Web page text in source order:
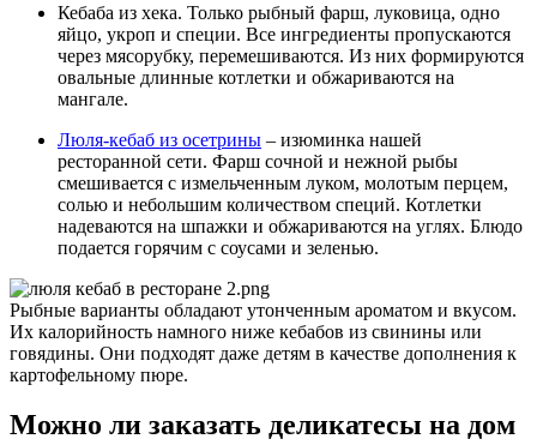
Кебаба из хека. Только рыбный фарш, луковица, одно
яйцо, укроп и специи. Все ингредиенты пропускаются
через мясорубку, перемешиваются. Из них формируются
овальные длинные котлетки и обжариваются на
мангале.
Люля-кебаб из осетрины – изюминка нашей
ресторанной сети. Фарш сочной и нежной рыбы
смешивается с измельченным луком, молотым перцем,
солью и небольшим количеством специй. Котлетки
надеваются на шпажки и обжариваются на углях. Блюдо
подается горячим с соусами и зеленью.
Рыбные варианты обладают утонченным ароматом и вкусом.
Их калорийность намного ниже кебабов из свинины или
говядины. Они подходят даже детям в качестве дополнения к
картофельному пюре.
Можно ли заказать деликатесы на дом